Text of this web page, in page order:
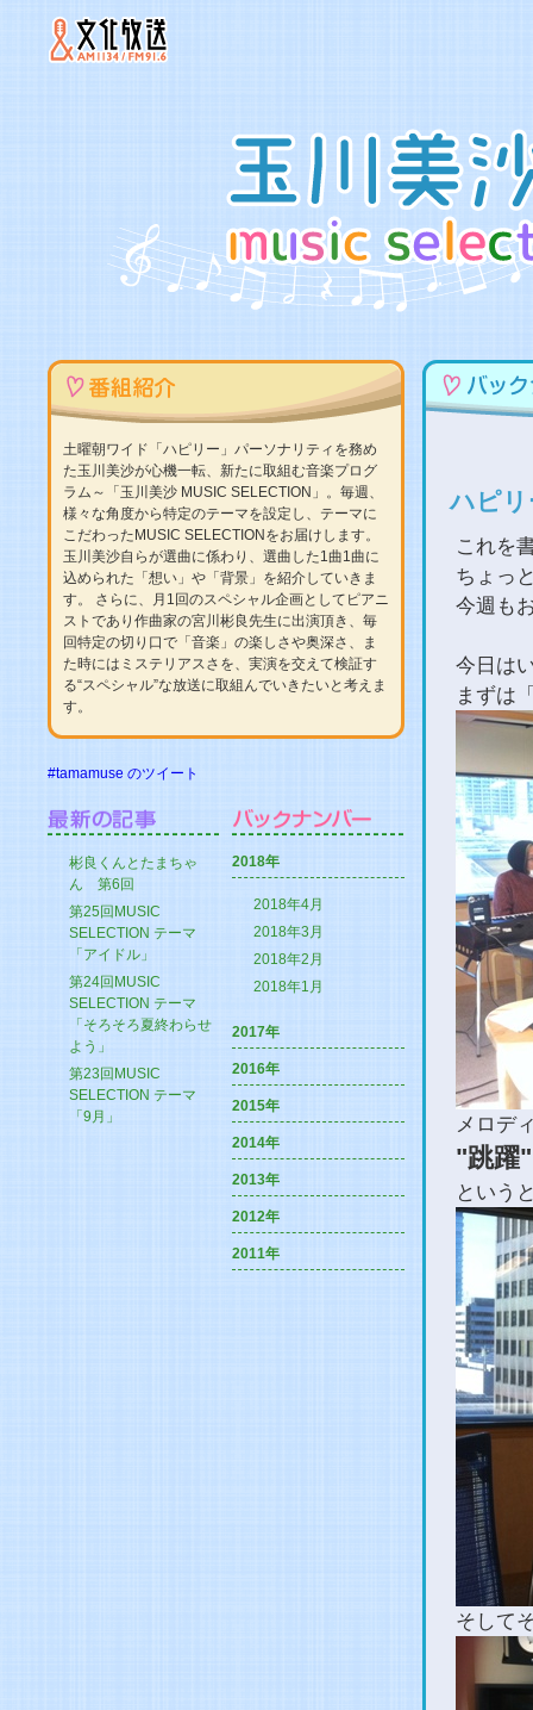
土曜朝ワイド「ハピリー」パーソナリティを務め
た玉川美沙が心機一転、新たに取組む音楽プログ
ラム～「玉川美沙 MUSIC SELECTION」。毎週、
様々な角度から特定のテーマを設定し、テーマに
こだわったMUSIC SELECTIONをお届けします。
玉川美沙自らが選曲に係わり、選曲した1曲1曲に
込められた「想い」や「背景」を紹介していきま
す。 さらに、月1回のスペシャル企画としてピアニ
ストであり作曲家の宮川彬良先生に出演頂き、毎
回特定の切り口で「音楽」の楽しさや奥深さ、ま
た時にはミステリアスさを、実演を交えて検証す
る“スペシャル”な放送に取組んでいきたいと考えま
す。
#tamamuse のツイート
彬良くんとたまちゃ
ん 第6回
第25回MUSIC
SELECTION テーマ
「アイドル」
第24回MUSIC
SELECTION テーマ
「そろそろ夏終わらせ
よう」
第23回MUSIC
SELECTION テーマ
「9月」
2018年
2018年4月
2018年3月
2018年2月
2018年1月
2017年
2016年
2015年
2014年
2013年
2012年
2011年
ハピリ
これを
ちょっ
今週も
今日は
まずは
メロデ
"跳躍
という
そして